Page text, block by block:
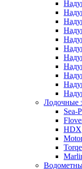
Лодочные
Sea-
HDX